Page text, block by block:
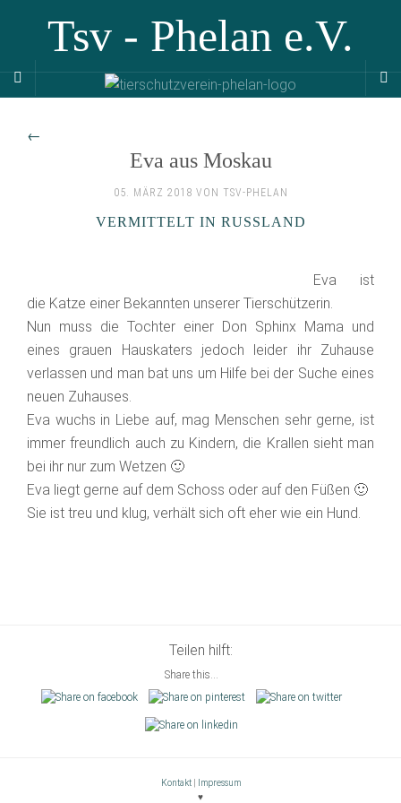
Tsv - Phelan e.V.
←
Eva aus Moskau
05. MÄRZ 2018 VON TSV-PHELAN
VERMITTELT IN RUSSLAND
Eva ist
die Katze einer Bekannten unserer Tierschützerin.
Nun muss die Tochter einer Don Sphinx Mama und
eines grauen Hauskaters jedoch leider ihr Zuhause
verlassen und man bat uns um Hilfe bei der Suche eines
neuen Zuhauses.
Eva wuchs in Liebe auf, mag Menschen sehr gerne, ist
immer freundlich auch zu Kindern, die Krallen sieht man
bei ihr nur zum Wetzen 🙂
Eva liegt gerne auf dem Schoss oder auf den Füßen 🙂
Sie ist treu und klug, verhält sich oft eher wie ein Hund.
Teilen hilft:
Share this...
Kontakt|
Impressum
♥